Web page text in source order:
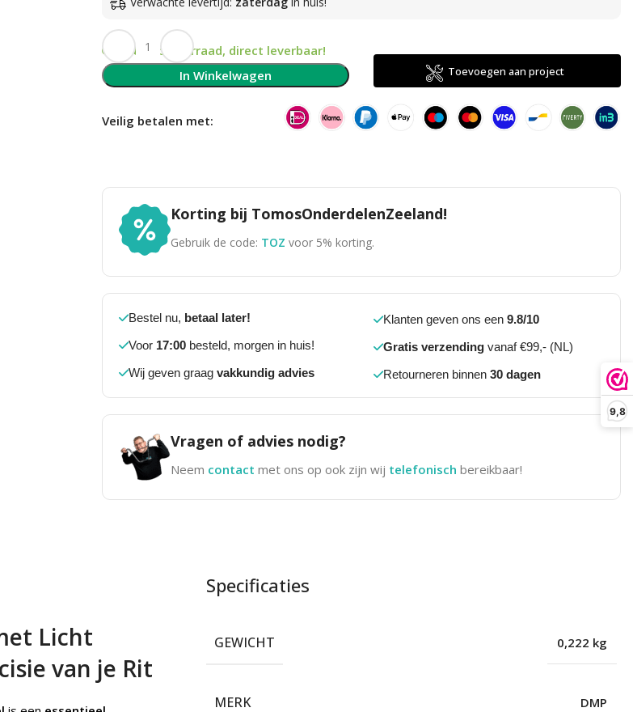
9,8
Op voorraad, direct leverbaar!
In Winkelwagen
Toevoegen aan project
Veilig betalen met:
Korting bij TomosOnderdelenZeeland!
Gebruik de code: TOZ voor 5% korting.
Bestel nu, betaal later!
Voor 17:00besteld, morgen in huis!
Wij geven graag vakkundig advies
Klanten geven ons een 9.8/10
Gratis verzendingvanaf €99,- (NL)
Retourneren binnen 30 dagen
Vragen of advies nodig?
Neem contact met ons op ook zijn wij telefonisch bereikbaar!
Licht
van je Rit
Specificaties
GEWICHT 0,222 kg
MERK DMP